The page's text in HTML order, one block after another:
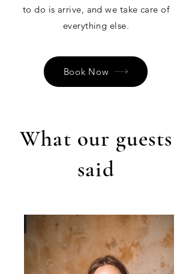
to do is arrive, and we take care of
everything else.
Book Now
What our guests
said